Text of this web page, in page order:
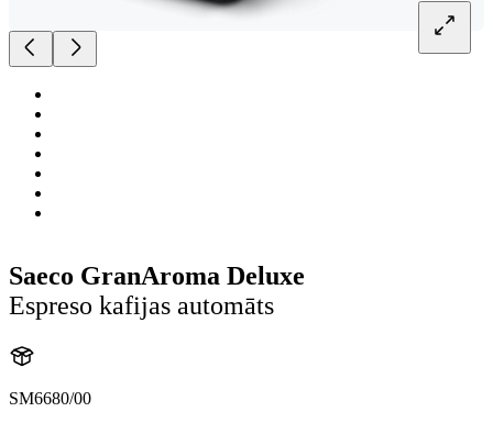
Saeco GranAroma Deluxe
Espreso kafijas automāts
SM6680/00